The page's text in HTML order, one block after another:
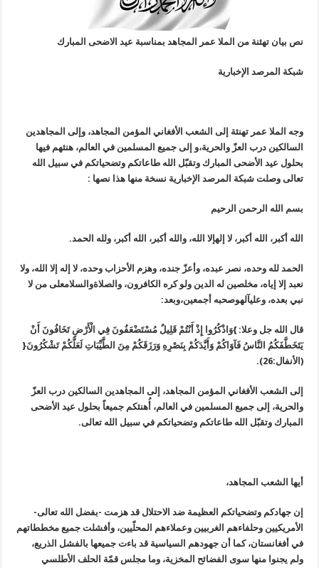
نص بيان تهئنة من الملا عمر المجاهد بمناسبة عيد الاضحى المبارك
شبكة المرصد الإخبارية
وجه الملا عمر تهنئة إلی الشعب الأفغاني المؤمن المجاهد، وإلی المجاهدین
السالكین درب العزّ والحریة،و إلی جمیع المسلمین في العالم، هنئهم فيها
بحلول عید الأضحی المبارك وتقبّل الله طاعاتكم وتضحیاتكم في سبیل الله
تعالی وصلت شبكة المرصد الإخبارية نسخة منها هذا نصها :
بسم الله الرحمن الرحيم
الله أكبر، الله أكبر، لا إلهإلا الله، والله أكبر، الله أكبر، ولله الحمد.
الحمد لله وحده، نصر عبده، وأعزّ جنده، وهزم الأحزاب وحده، لا إله إلا الله، ولا
نعبد إلا إياه، مخلصين له الدين ولو كره الكافرون، والصلاةوالسلامعلی من لا
نبي بعده، وعلیآلهوصحبه أجمعين،وبعد:
قال الله جل وعلا:}وَاذْكُرُوا إِذْ أَنْتُمْ قَلِيلٌ مُسْتَضْعَفُونَ فِي الْأَرْضِ تَخَافُونَ أَنْ
يَتَخَطَّفَكُمُ النَّاسُ فَآوَاكُمْ وَأَيَّدَكُمْ بِنَصْرِهِ وَرَزَقَكُمْ مِنَ الطَّيِّبَاتِ لَعَلَّكُمْ تَشْكُرُونَ{
(الأنفال:26).
إلی الشعب الأفغاني المؤمن المجاهد، إلی المجاهدین السالكین درب العزّ
والحریة، إلی جمیع المسلمین في العالم، أُهنئكم جميعاً بحلول عید الأضحی
المبارك وتقبّل الله طاعاتكم وتضحیاتكم في سبیل الله تعالی.
أیها الشعب المجاهد،
إن جهادكم وتضحیاتكم العظیمة ضد الاحتلال قد هزمت -بفضل الله تعالى-
الأمريكيين وحلفاءهم الغربيين وعملاءهم المحلّيين، وأفشلت جميع مخططاتهم
في أفغانستان، كما أن جهودهم السياسية قد باءت جميعها بالفشل الذریع،
ولم یجنوا منها سوی الفضائح المخزیة، وما مجلس قمّة الحلف الأطلسي